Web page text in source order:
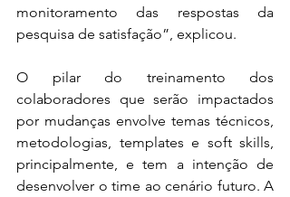
monitoramento das respostas da
pesquisa de satisfação”, explicou.
O pilar do treinamento dos
colaboradores que serão impactados
por mudanças envolve temas técnicos,
metodologias, templates e soft skills,
principalmente, e tem a intenção de
desenvolver o time ao cenário futuro. A